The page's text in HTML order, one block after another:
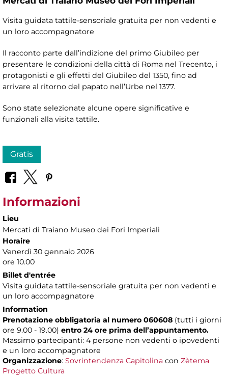
Visita guidata tattile-sensoriale gratuita per non vedenti e
un loro accompagnatore
Il racconto parte dall’indizione del primo Giubileo per
presentare le condizioni della città di Roma nel Trecento, i
protagonisti e gli effetti del Giubileo del 1350, fino ad
arrivare al ritorno del papato nell’Urbe nel 1377.
Sono state selezionate alcune opere significative e
funzionali alla visita tattile.
Gratis
Informazioni
Lieu
Mercati di Traiano Museo dei Fori Imperiali
Horaire
Venerdì 30 gennaio 2026
ore 10.00
Billet d'entrée
Visita guidata tattile-sensoriale gratuita per non vedenti e
un loro accompagnatore
Information
Prenotazione obbligatoria al numero 060608 (tutti i giorni
ore 9.00 - 19.00) entro 24 ore prima dell’appuntamento.
Massimo partecipanti: 4 persone non vedenti o ipovedenti
e un loro accompagnatore
Organizzazione: Sovrintendenza Capitolina con Zètema
Progetto Cultura